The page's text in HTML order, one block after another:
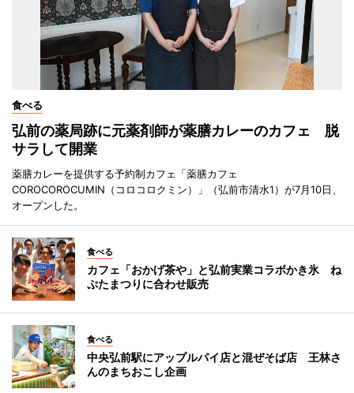
食べる
弘前の薬局跡に元薬剤師が薬膳カレーのカフェ 脱
サラして開業
薬膳カレーを提供する予約制カフェ「薬膳カフェ
COROCOROCUMIN（コロコロクミン）」（弘前市清水1）が7月10日、
オープンした。
食べる
カフェ「おかげ茶や」と弘前実業コラボかき氷 ね
ぷたまつりに合わせ販売
食べる
中央弘前駅にアップルパイ店と混ぜそば店 王林さ
んのまちおこし企画